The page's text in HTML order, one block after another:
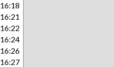
16:18
16:21
16:22
16:24
16:26
16:27